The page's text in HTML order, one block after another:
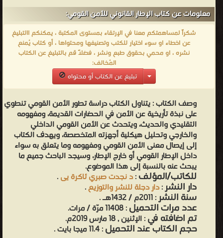
معلومات عن كتاب الإطار القانوني للأمن القومي:
شكراً لمساهمتكم معنا في الإرتقاء بمستوى المكتبة ، يمكنكم االتبليغ
عن اخطاء او سوء اختيار للكتب وتصنيفها ومحتواها ، أو كتاب يُمنع
نشره ، او محمي بحقوق طبع ونشر ، فضلاً قم بالتبليغ عن الكتاب
المُخالف:
تبليغ عن الكتاب أو محتواه
وصف الكتاب :يتناول الكتاب دراسة تطور الأمن القومي تنطوي
على نبذة تأريخية عن الأمن في الحضارات القديمة، ومفهومه
التقليدي والحديث، ويتحدث عن الأمن القومي الداخلي
والخارجي وتحليل هيكلية أجهزته المتخصصة، ويهدف الكتاب
إلى إيصال معنى الأمن القومي ومفهومه وما يتعلق به سواء
داخل الإطار القومي أو خارج الإطار، وسيجد الباحث جميع ما
يبحث عنه بالنسبة إلى هذا الموضوع.
للكاتب/المؤلف:د نجدت صبري ئاكرة يى.
دار النشر:دار دجلة للنشر والتوزيع.
سنة النشر: 2011م / 1432هـ .
عدد مرات التحميل: 11408 مرّة / مرات.
تم اضافته في: الإثنين , 18 مارس 2019م.
حجم الكتاب عند التحميل: 11.4 ميجا بايت .